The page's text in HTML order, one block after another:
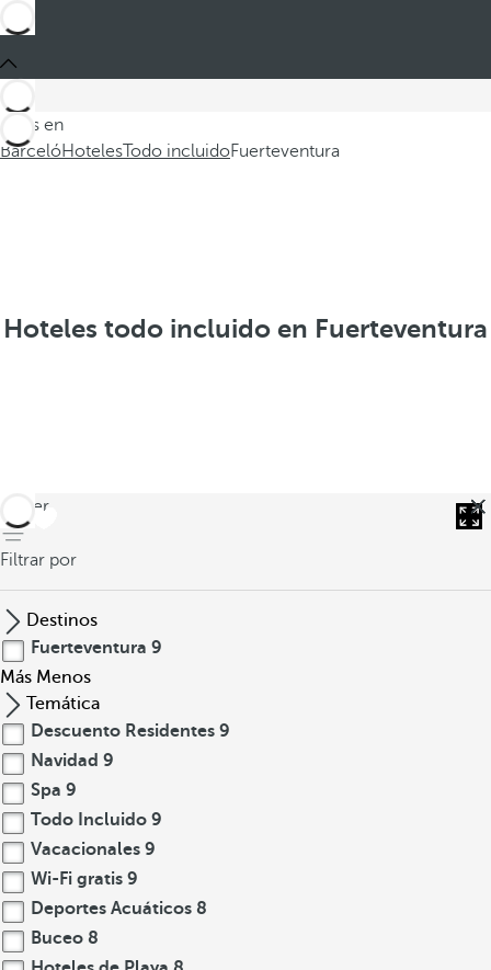
Estás en
BarcelóHotelesTodo incluidoFuerteventura
Hoteles todo incluido en Fuerteventura
volver
Filtrar por
Destinos
Fuerteventura 9
Más Menos
Temática
Descuento Residentes 9
Navidad 9
Spa 9
Todo Incluido 9
Vacacionales 9
Wi-Fi gratis 9
Deportes Acuáticos 8
Buceo 8